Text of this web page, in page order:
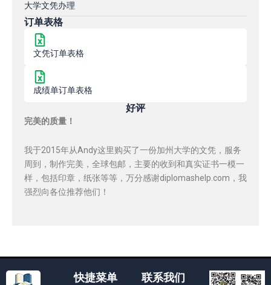
大学文凭办理
订单表格
文凭订单表格
成绩单订单表格
好评
完美的质量！
我于2015年从Andy这里购买了一份加州大学的文凭，服务
周到，制作完美，全球包邮，主要的收到和真实证书一模一
样，包括印章，纸张等等，万分感谢diplomashelp.com，我
强烈向各位推荐他们！
快捷菜单 联系我们